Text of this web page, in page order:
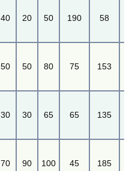
40 20 50 190 58
50 50 80 75 153
30 30 65 65 135
70 90 100 45 185